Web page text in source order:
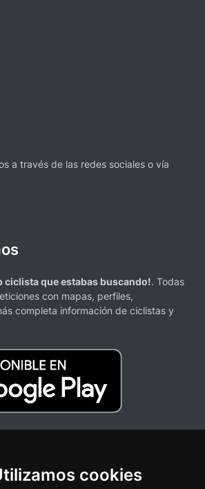
cookies
a través de las redes sociales o vía
ciclista que estabas buscando!. Todas
con mapas, perfiles,
completa información de ciclistas y